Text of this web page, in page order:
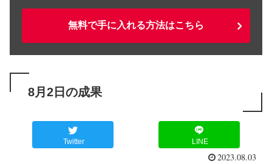
無料で手に入れる方法はこちら
8月2日の成果
Twitter LINE
2023.08.03